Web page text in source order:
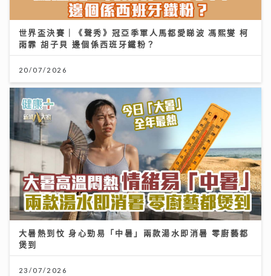
世界盃決賽｜《聲秀》冠亞季軍人馬都愛睇波 馮熙燮 柯
雨霏 胡子貝 邊個係西班牙鐵粉？
20/07/2026
大暑熱到忟 身心勁易「中暑」兩款湯水即消暑 零廚藝都
煲到
23/07/2026